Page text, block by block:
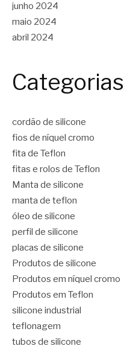
junho 2024
maio 2024
abril 2024
Categorias
cordão de silicone
fios de níquel cromo
fita de Teflon
fitas e rolos de Teflon
Manta de silicone
manta de teflon
óleo de silicone
perfil de silicone
placas de silicone
Produtos de silicone
Produtos em níquel cromo
Produtos em Teflon
silicone industrial
teflonagem
tubos de silicone